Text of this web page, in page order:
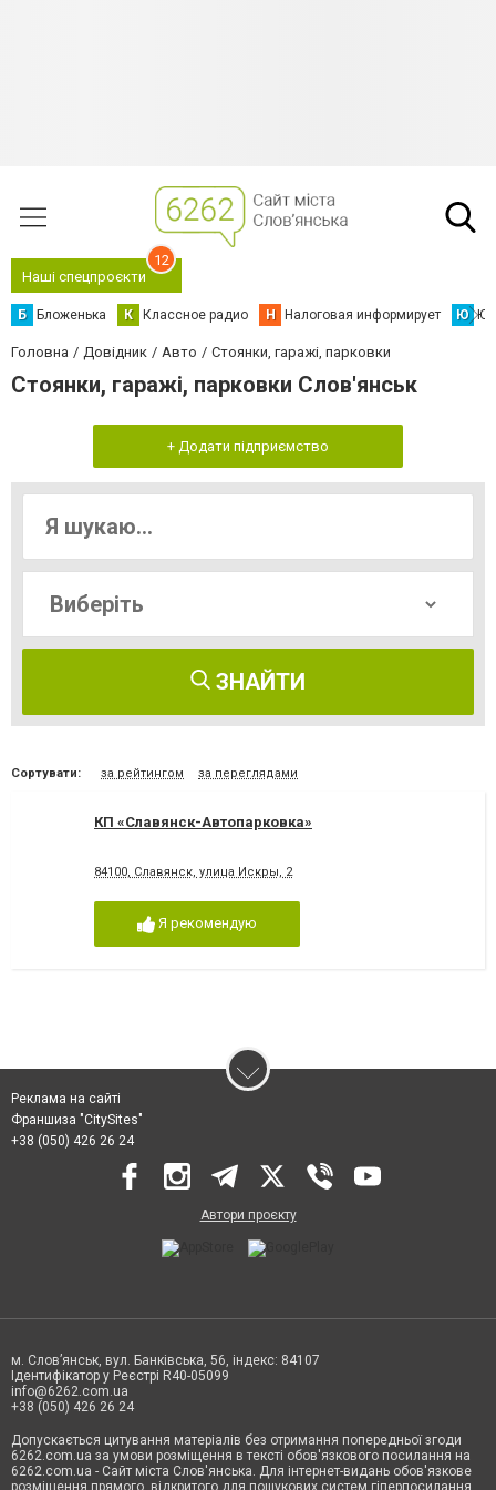
Наші спецпроєкти
12
Б Бложенька К Классное радио Н Налоговая информирует Ю
Головна Довідник Авто Стоянки, гаражі, парковки
Стоянки, гаражі, парковки Слов'янськ
+ Додати підприємство
ЗНАЙТИ
Сортувати: за рейтингом за переглядами
КП «Славянск-Автопарковка»
84100, Славянск, улица Искры, 2
Я рекомендую
Реклама на сайті
Франшиза "CitySites"
+38 (050) 426 26 24
Автори проєкту
м. Слов’янськ, вул. Банківська, 56, індекс: 84107
Ідентифікатор у Реєстрі R40-05099
info@6262.com.ua
+38 (050) 426 26 24
Допускається цитування матеріалів без отримання попередньої згоди
6262.com.ua за умови розміщення в тексті обов'язкового посилання на
6262.com.ua - Сайт міста Слов'янська. Для інтернет-видань обов'язкове
розміщення прямого, відкритого для пошукових систем гіперпосилання